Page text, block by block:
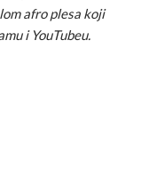
afro plesa koji
i YouTubeu.